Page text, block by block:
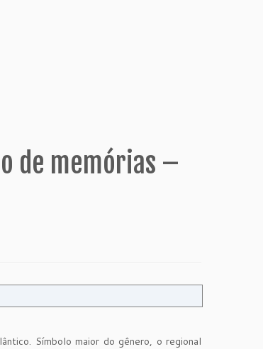
de memórias –
Símbolo maior do gênero, o regional